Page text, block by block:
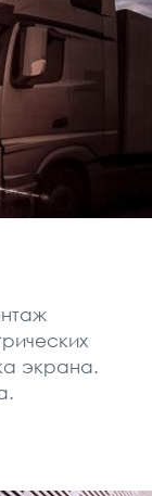
экрана.